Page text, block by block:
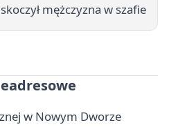
mężczyzna w szafie
w Nowym Dworze